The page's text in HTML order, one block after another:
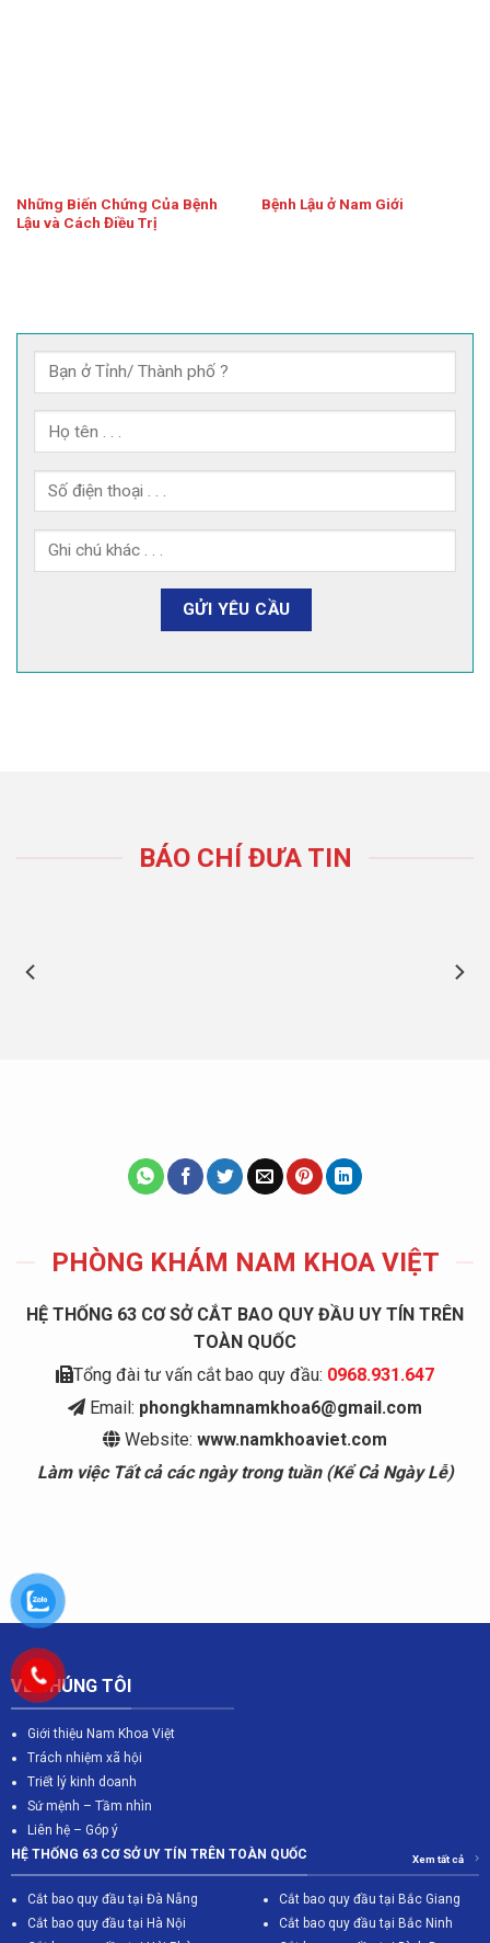
Những Biến Chứng Của Bệnh
Lậu và Cách Điều Trị
Bệnh Lậu ở Nam Giới
BÁO CHÍ ĐƯA TIN
PHÒNG KHÁM NAM KHOA VIỆT
HỆ THỐNG 63 CƠ SỞ CẮT BAO QUY ĐẦU UY TÍN TRÊN
TOÀN QUỐC
Tổng đài tư vấn cắt bao quy đầu: 0968.931.647
Email: phongkhamnamkhoa6@gmail.com
Website: www.namkhoaviet.com
Làm việc Tất cả các ngày trong tuần (Kể Cả Ngày Lễ)
VỀ CHÚNG TÔI
Giới thiệu Nam Khoa Việt
Trách nhiệm xã hội
Triết lý kinh doanh
Sứ mệnh – Tầm nhìn
Liên hệ – Góp ý
HỆ THỐNG 63 CƠ SỞ UY TÍN TRÊN TOÀN QUỐC
Xem tất cả
Cắt bao quy đầu tại Đà Nẵng
Cắt bao quy đầu tại Hà Nội
Cắt bao quy đầu tại Bắc Giang
Cắt bao quy đầu tại Bắc Ninh